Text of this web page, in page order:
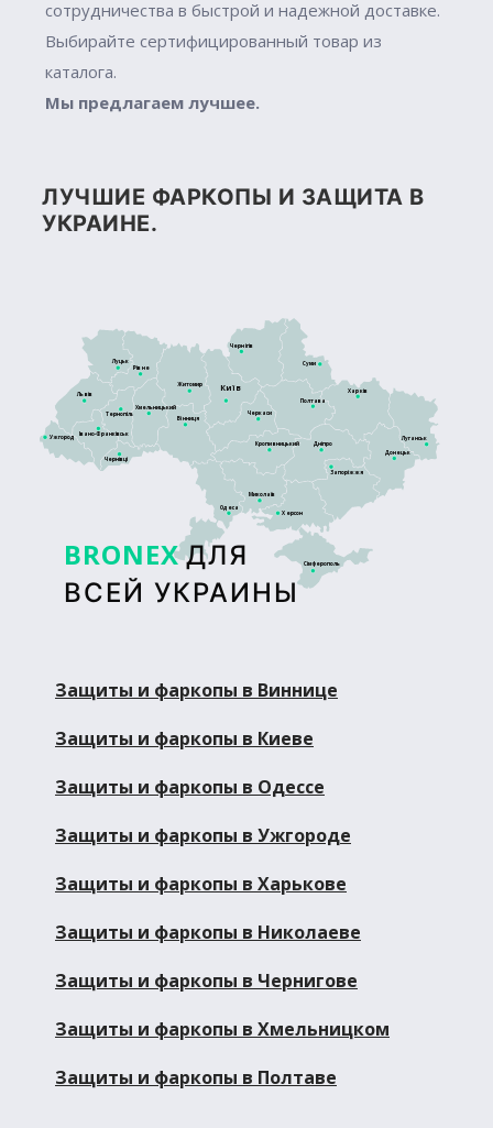
сотрудничества в быстрой и надежной доставке.
Выбирайте сертифицированный товар из
каталога.
Мы предлагаем лучшее.
ЛУЧШИЕ ФАРКОПЫ И ЗАЩИТА В
УКРАИНЕ.
BRONEX ДЛЯ
ВСЕЙ УКРАИНЫ
Сімферополь
Луцьк
Київ
Житомир
Тернопіль
Рівне
Львів
Дніпро
Кропивницький
Харків
Полтава
Черкаси
Суми
Чернігів
Запоріжжя
Херсон
Донецьк
Луганськ
Ужгород
Чернівці
Вінниця
Хмельницький
Івано-Франківськ
Миколаїв
Одеса
Защиты и фаркопы в Виннице
Защиты и фаркопы в Киеве
Защиты и фаркопы в Одессе
Защиты и фаркопы в Ужгороде
Защиты и фаркопы в Харькове
Защиты и фаркопы в Николаеве
Защиты и фаркопы в Чернигове
Защиты и фаркопы в Хмельницком
Защиты и фаркопы в Полтаве